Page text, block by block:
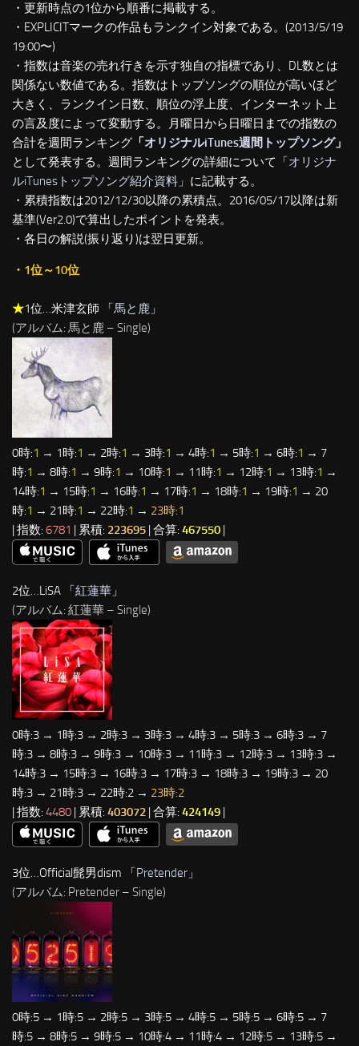
・更新時点の1位から順番に掲載する。
・EXPLICITマークの作品もランクイン対象である。(2013/5/19
19:00〜)
・指数は音楽の売れ行きを示す独自の指標であり、DL数とは
関係ない数値である。指数はトップソングの順位が高いほど
大きく、ランクイン日数、順位の浮上度、インターネット上
の言及度によって変動する。月曜日から日曜日までの指数の
合計を週間ランキング 「オリジナルiTunes週間トップソング」
として発表する。週間ランキングの詳細について「オリジナ
ルiTunesトップソング紹介資料 」に記載する。
・累積指数は2012/12/30以降の累積点。2016/05/17以降は新
基準(Ver2.0)で算出したポイントを発表。
・各日の解説(振り返り)は翌日更新。
・1位～10位
★1位…米津玄師 「馬と鹿 」
(アルバム: 馬と鹿 – Single)
0時:1 → 1時:1 → 2時:1 → 3時:1 → 4時:1 → 5時:1 → 6時:1 → 7
時:1 → 8時:1 → 9時:1 → 10時:1 → 11時:1 → 12時:1 → 13時:1 →
14時:1 → 15時:1 → 16時:1 → 17時:1 → 18時:1 → 19時:1 → 20
時:1 → 21時:1 → 22時:1 → 23時:1
| 指数: 6781 | 累積: 223695 | 合算: 467550 |
2位…LiSA 「紅蓮華 」
(アルバム: 紅蓮華 – Single)
0時:3 → 1時:3 → 2時:3 → 3時:3 → 4時:3 → 5時:3 → 6時:3 → 7
時:3 → 8時:3 → 9時:3 → 10時:3 → 11時:3 → 12時:3 → 13時:3 →
14時:3 → 15時:3 → 16時:3 → 17時:3 → 18時:3 → 19時:3 → 20
時:3 → 21時:3 → 22時:2 → 23時:2
| 指数: 4480 | 累積: 403072 | 合算: 424149 |
3位…Official髭男dism 「 Pretender 」
(アルバム: Pretender – Single)
0時:5 → 1時:5 → 2時:5 → 3時:5 → 4時:5 → 5時:5 → 6時:5 → 7
時:5 → 8時:5 → 9時:5 → 10時:4 → 11時:4 → 12時:5 → 13時:5 →